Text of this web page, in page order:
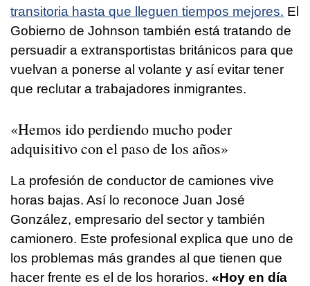
transitoria hasta que lleguen tiempos mejores. El
Gobierno de Johnson también está tratando de
persuadir a extransportistas británicos para que
vuelvan a ponerse al volante y así evitar tener
que reclutar a trabajadores inmigrantes.
«Hemos ido perdiendo mucho poder
adquisitivo con el paso de los años»
La profesión de conductor de camiones vive
horas bajas. Así lo reconoce Juan José
González, empresario del sector y también
camionero. Este profesional explica que uno de
los problemas más grandes al que tienen que
hacer frente es el de los horarios. «Hoy en día